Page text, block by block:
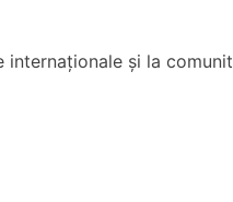
și la